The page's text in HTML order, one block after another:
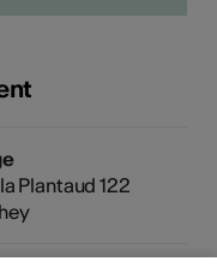
Plantaud 122